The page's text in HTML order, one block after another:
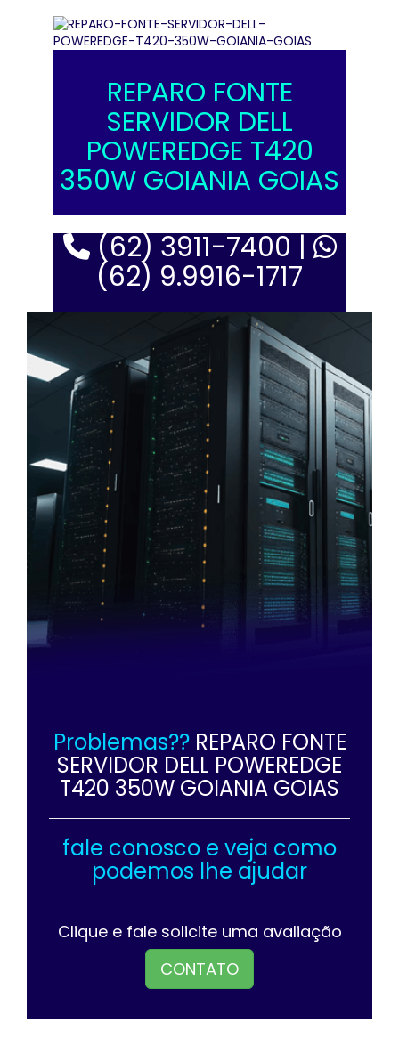
REPARO FONTE
SERVIDOR DELL
POWEREDGE T420
350W GOIANIA GOIAS
(62) 3911-7400 |
(62) 9.9916-1717
Problemas?? REPARO FONTE
SERVIDOR DELL POWEREDGE
T420 350W GOIANIA GOIAS
fale conosco e veja como
podemos lhe ajudar
Clique e fale solicite uma avaliação
CONTATO